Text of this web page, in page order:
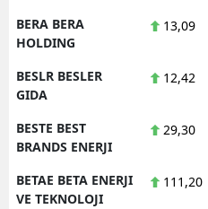
BERA BERA
HOLDING
13,09
BESLR BESLER
GIDA
12,42
BESTE BEST
BRANDS ENERJI
29,30
BETAE BETA ENERJI
VE TEKNOLOJI
111,20